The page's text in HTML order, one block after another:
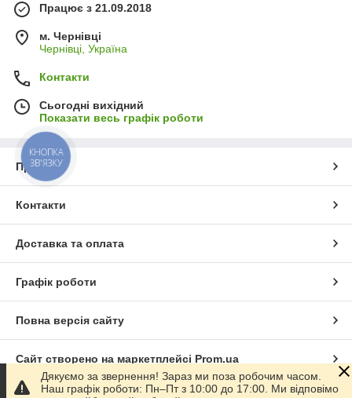
Працює з 21.09.2018
м. Чернівці
Чернівці, Україна
Контакти
Сьогодні вихідний
Показати весь графік роботи
Про нас
Контакти
Доставка та оплата
Графік роботи
Повна версія сайту
Сайт створено на маркетплейсі Prom.ua
Дякуємо за звернення! Зараз ми поза робочим часом.
Наш графік роботи: Пн–Пт з 10:00 до 17:00. Ми відповімо
КНОПКА
ЗВ'ЯЗКУ